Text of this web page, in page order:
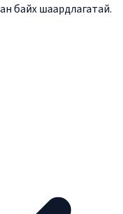
байх шаардлагатай.